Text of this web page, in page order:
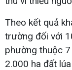
Theo kết quả
trường đối với
phường thuộc 7
2.000 ha đất